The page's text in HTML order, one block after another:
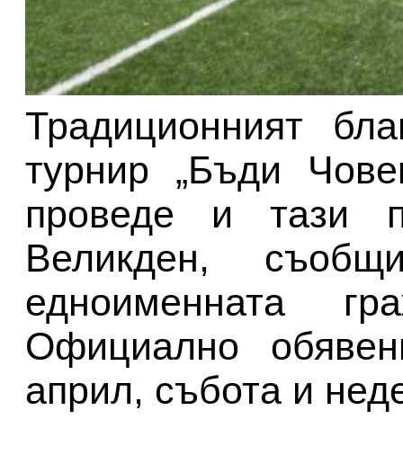
Традиционният
турнир „Бъди
проведе и тази
Великден,
едноименната
Официално
април, събота и